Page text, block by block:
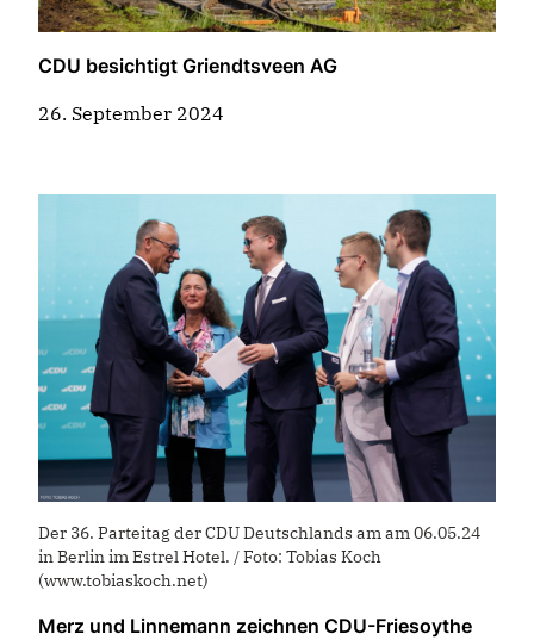
CDU besichtigt Griendtsveen AG
26. September 2024
Der 36. Parteitag der CDU Deutschlands am am 06.05.24
in Berlin im Estrel Hotel. / Foto: Tobias Koch
(www.tobiaskoch.net)
Merz und Linnemann zeichnen CDU-Friesoythe